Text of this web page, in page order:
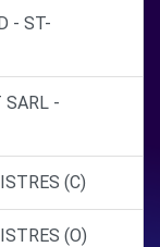
- ST-
SARL -
(C)
(O)